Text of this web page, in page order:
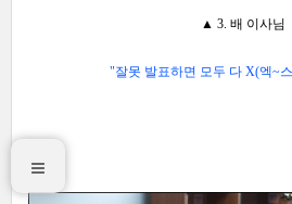
▲ 3. 배 이사님
"잘못 발표하면 모두 다 X(엑~